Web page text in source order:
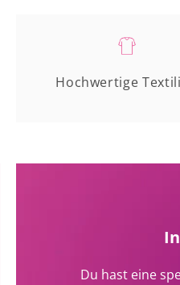
Hochwertige
Du hast eine